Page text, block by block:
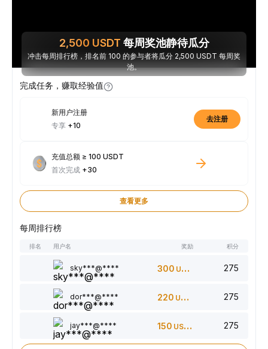
2,500 USDT 每周奖池静待瓜分
冲击每周排行榜，排名前 100 的参与者将瓜分 2,500 USDT 每周奖
池。
完成任务，赚取经验值
新用户注册
专享 +10
去注册
充值总额 ≥ 100 USDT
首次完成 +30
查看更多
每周排行榜
排名 用户名 奖励 积分
sky***@**** 300 USDT 275
dor***@**** 220 USDT 275
jay***@**** 150 USDT 275